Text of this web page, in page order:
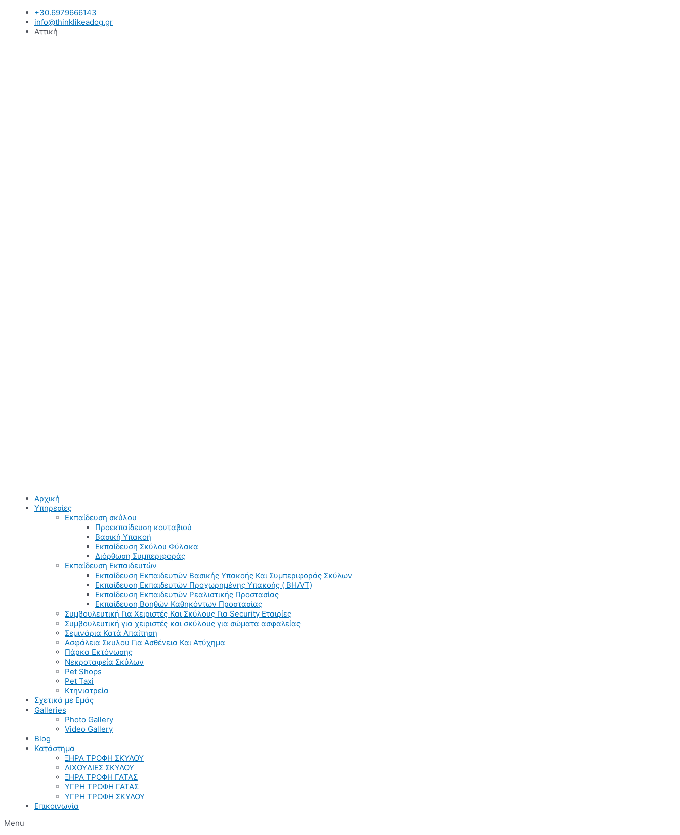
Μετάβαση
περιεχόμενο
+30.6979666143
info@thinklikeadog.gr
Αττική
Αρχική
Υπηρεσίες
Εκπαίδευση σκύλου
Προεκπαίδευση κουταβιού
Βασική Υπακοή
Εκπαίδευση Σκύλου Φύλακα
Διόρθωση Συμπεριφοράς
Εκπαίδευση Εκπαιδευτών
Εκπαίδευση Εκπαιδευτών Βασικής Υπακοής Και Συμπεριφοράς Σκύλων
Εκπαίδευση Εκπαιδευτών Προχωρημένης Υπακοής ( BH/VT)
Εκπαίδευση Εκπαιδευτών Ρεαλιστικής Προστασίας
Εκπαίδευση Βοηθών Καθηκόντων Προστασίας
Συμβουλευτική Για Χειριστές Και Σκύλους Για Security Εταιρίες
Συμβουλευτική για χειριστές και σκύλους για σώματα ασφαλείας
Σεμινάρια Κατά Απαίτηση
Ασφάλεια Σκυλου Για Ασθένεια Και Ατύχημα
Πάρκα Εκτόνωσης
Νεκροταφεία Σκύλων
Pet Shops
Pet Taxi
Κτηνιατρεία
Σχετικά με Εμάς
Galleries
Photo Gallery
Video Gallery
Blog
Κατάστημα
ΞΗΡΑ ΤΡΟΦΗ ΣΚΥΛΟΥ
ΛΙΧΟΥΔΙΕΣ ΣΚΥΛΟΥ
ΞΗΡΑ ΤΡΟΦΗ ΓΑΤΑΣ
ΥΓΡΗ ΤΡΟΦΗ ΓΑΤΑΣ
ΥΓΡΗ ΤΡΟΦΗ ΣΚΥΛΟΥ
Επικοινωνία
Menu